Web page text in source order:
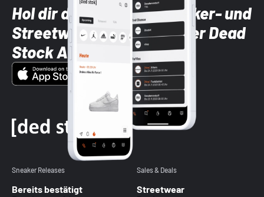
Hol dir die neuesten Sneaker- und
Streetwear-Brands mit der Dead
Stock App
Sneaker Releases
Bereits bestätigt
Sales & Deals
Streetwear